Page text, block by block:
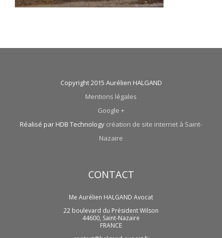
Copyright 2015 Aurélien HALGAND
Mentions légales
Google +
Réalisé par HDB Technology création de site internet à Saint-
Nazaire
CONTACT
Me Aurélien HALGAND Avocat
22 boulevard du Président Wilson
44600, Saint-Nazaire
FRANCE